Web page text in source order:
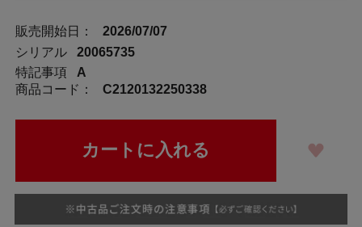
販売開始日：
2026/07/07
シリアル
20065735
特記事項
A
商品コード：
C2120132250338